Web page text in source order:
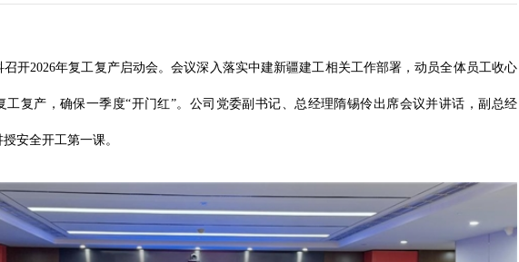
召开2026年复工复产启动会。会议深入落实中建新疆建工相关工作部署，动员全体员工收心
工复产，确保一季度“开门红”。公司党委副书记、总经理隋锡伶出席会议并讲话，副总经
安全开工第一课。